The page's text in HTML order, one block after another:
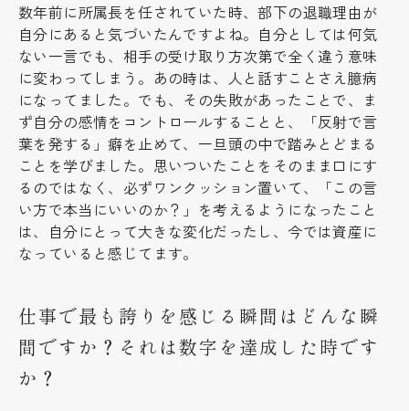
数年前に所属長を任されていた時、部下の退職理由が
自分にあると気づいたんですよね。自分としては何気
ない一言でも、相手の受け取り方次第で全く違う意味
に変わってしまう。あの時は、人と話すことさえ臆病
になってました。でも、その失敗があったことで、ま
ず自分の感情をコントロールすることと、「反射で言
葉を発する」癖を止めて、一旦頭の中で踏みとどまる
ことを学びました。思いついたことをそのまま口にす
るのではなく、必ずワンクッション置いて、「この言
い方で本当にいいのか？」を考えるようになったこと
は、自分にとって大きな変化だったし、今では資産に
なっていると感じてます。
仕事で最も誇りを感じる瞬間はどんな瞬
間ですか？それは数字を達成した時です
か？